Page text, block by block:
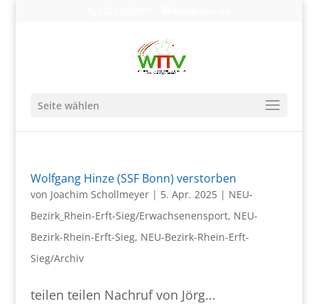
Seite wählen
Wolfgang Hinze (SSF Bonn) verstorben
von Joachim Schollmeyer| 5. Apr. 2025| NEU-
Bezirk_Rhein-Erft-Sieg/Erwachsenensport, NEU-
Bezirk-Rhein-Erft-Sieg, NEU-Bezirk-Rhein-Erft-
Sieg/Archiv
teilen teilen Nachruf von Jörg...